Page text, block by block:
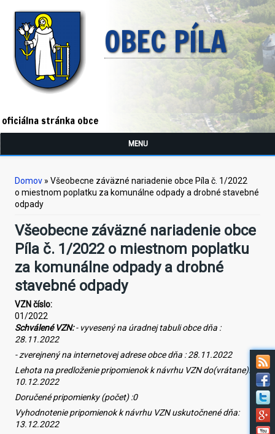
OBEC PÍLA
oficiálna stránka obce
MENU
Nachádzate sa tu
Domov » Všeobecne záväzné nariadenie obce Píla č. 1/2022
o miestnom poplatku za komunálne odpady a drobné stavebné
odpady
Všeobecne záväzné nariadenie obce
Píla č. 1/2022 o miestnom poplatku
za komunálne odpady a drobné
stavebné odpady
VZN číslo:
01/2022
Schválené VZN:- vyvesený na úradnej tabuli obce dňa :
28. 11.2022
- zverejnený na internetovej adrese obce dňa :28. 11.2022
Lehota na predloženie pripomienok k návrhu VZN do(vrátane):
10. 12.2022
Doručené pripomienky (počet) :0
Vyhodnotenie pripomienok k návrhu VZN uskutočnené dňa:
13. 12.2022